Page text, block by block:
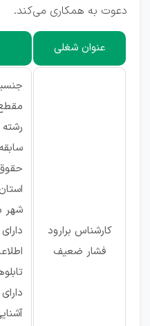
دعوت به همکاری می‌کند.
عنوان شغلی
کارشناس برارود
فشار ضعیف
سابقه
حقوق: از ۲۰
شهر